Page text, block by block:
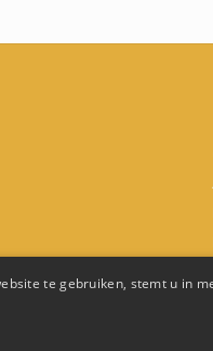
te gebruiken, stemt u in